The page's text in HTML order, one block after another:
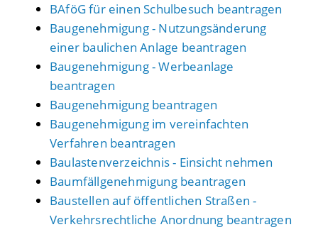
BAföG für einen Schulbesuch beantragen
Baugenehmigung - Nutzungsänderung
einer baulichen Anlage beantragen
Baugenehmigung - Werbeanlage
beantragen
Baugenehmigung beantragen
Baugenehmigung im vereinfachten
Verfahren beantragen
Baulastenverzeichnis - Einsicht nehmen
Baumfällgenehmigung beantragen
Baustellen auf öffentlichen Straßen -
Verkehrsrechtliche Anordnung beantragen